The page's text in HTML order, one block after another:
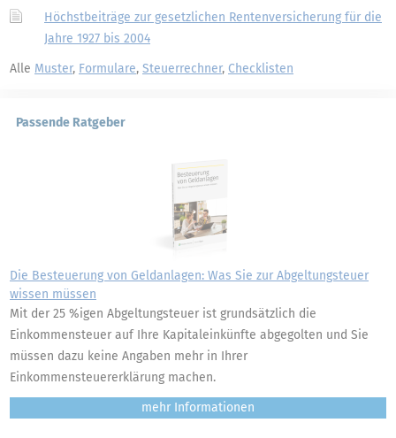
Höchstbeiträge zur gesetzlichen Rentenversicherung für die
Jahre 1927 bis 2004
Alle Muster, Formulare, Steuerrechner, Checklisten
Passende Ratgeber
Die Besteuerung von Geldanlagen: Was Sie zur Abgeltungsteuer
wissen müssen
Mit der 25 %igen Abgeltungsteuer ist grundsätzlich die
Einkommensteuer auf Ihre Kapitaleinkünfte abgegolten und Sie
müssen dazu keine Angaben mehr in Ihrer
Einkommensteuererklärung machen.
mehr